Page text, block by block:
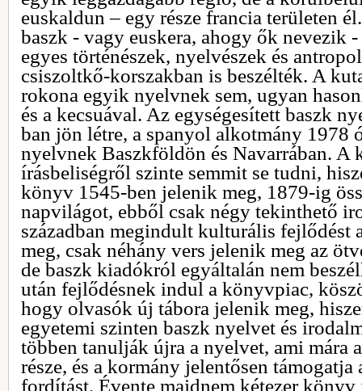
euskaldun – egy része francia területen
baszk - vagy euskera, ahogy ők nevezik
egyes történészek, nyelvészek és
csiszoltkő-korszakban is beszélték. A
rokona egyik nyelvnek sem, ugyan
és a kecsuával. Az egységesített baszk
ban jön létre, a spanyol alkotmány 1978
nyelvnek Baszkföldön és Navarrában. A
írásbeliségről szinte semmit se tudni,
könyv 1545-ben jelenik meg, 1879-ig
napvilágot, ebből csak négy tekinthető
században megindult kulturális fejlődést
meg, csak néhány vers jelenik meg az
de baszk kiadókról egyáltalán nem
után fejlődésnek indul a könyvpiac,
hogy olvasók új tábora jelenik meg,
egyetemi szinten baszk nyelvet és
többen tanulják újra a nyelvet, ami mára
része, és a kormány jelentősen
fordítást. Évente majdnem kétezer